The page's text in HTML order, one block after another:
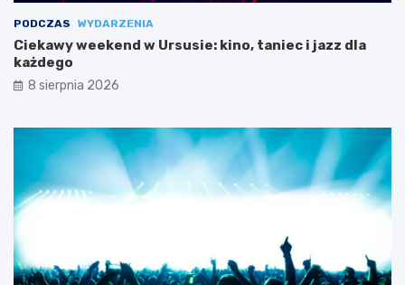
PODCZAS WYDARZENIA
Ciekawy weekend w Ursusie: kino, taniec i jazz dla
każdego
8 sierpnia 2026